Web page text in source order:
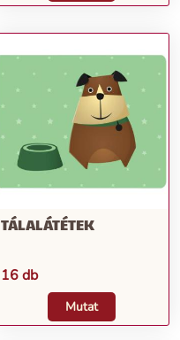
TÁLALÁTÉTEK
16 db
Mutat